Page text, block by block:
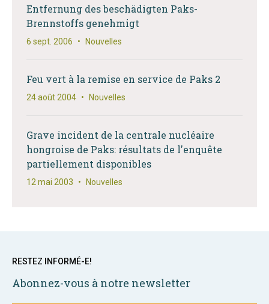
Entfernung des beschädigten Paks-
Brennstoffs genehmigt
6 sept. 2006 • Nouvelles
Feu vert à la remise en service de Paks 2
24 août 2004 • Nouvelles
Grave incident de la centrale nucléaire
hongroise de Paks: résultats de l'enquête
partiellement disponibles
12 mai 2003 • Nouvelles
RESTEZ INFORMÉ-E!
Abonnez-vous à notre newsletter